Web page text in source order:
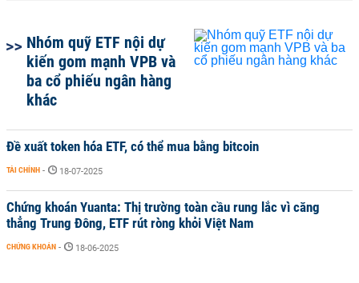
Nhóm quỹ ETF nội dự
kiến gom mạnh VPB và
ba cổ phiếu ngân hàng
khác
Đề xuất token hóa ETF, có thể mua bằng bitcoin
TÀI CHÍNH - 18-07-2025
Chứng khoán Yuanta: Thị trường toàn cầu rung lắc vì căng
thẳng Trung Đông, ETF rút ròng khỏi Việt Nam
CHỨNG KHOÁN - 18-06-2025